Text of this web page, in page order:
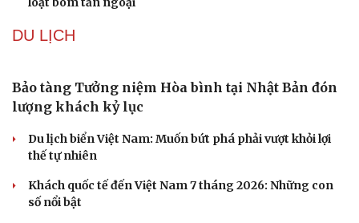
DU LỊCH
Bảo tàng Tưởng niệm Hòa bình tại Nhật Bản đón
lượng khách kỷ lục
Du lịch biển Việt Nam: Muốn bứt phá phải vượt khỏi lợi
thế tự nhiên
Khách quốc tế đến Việt Nam 7 tháng 2026: Những con
số nổi bật